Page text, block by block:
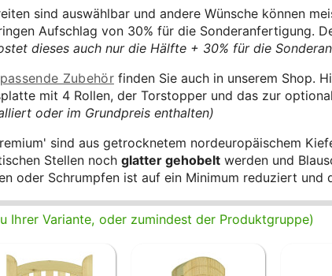
sind auswählbar und andere Wünsche können
Aufschlag von 30% für die Sonderanfertigung.
dieses auch nur die Hälfte + 30% für die
Zubehörfinden Sie auch in unserem Shop.
mit 4 Rollen, der Torstopper und das zur
oder im Grundpreis enthalten)
sind aus getrocknetem nordeuropäischem
Stellen noch glatter gehobelt werden und
oder Schrumpfen ist auf ein Minimum reduziert
Ihrer Variante, oder zumindest der Produktgruppe)